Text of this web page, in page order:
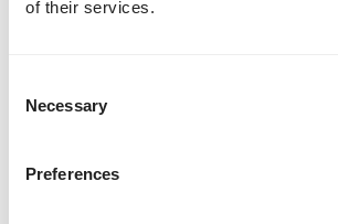
of their services.
Selection
Necessary
Preferences
Andere bezoekers